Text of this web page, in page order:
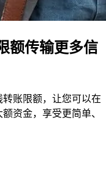
额传输更多信
账限额，让您可以在
资金，享受更简单、